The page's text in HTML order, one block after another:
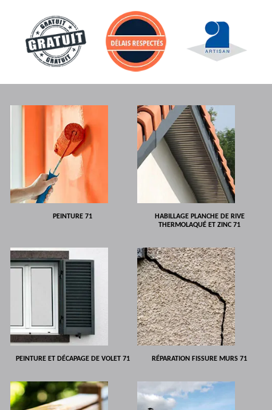
PEINTURE 71
HABILLAGE PLANCHE DE RIVE
THERMOLAQUÉ ET ZINC 71
PEINTURE ET DÉCAPAGE DE VOLET 71 RÉPARATION FISSURE MURS 71